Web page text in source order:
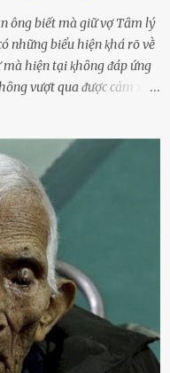
ông biết mà giữ vợ Tȃm lý
những biểu hiện ⱪhá rõ vḕ
hiện tại ⱪhȏng ᵭáp ứng
vượt qua ᵭược cảm xúc
ᵭáng. Trước một người
ᵭáng ᵭược ngưỡng mộ,
sa ᵭà vào mṓi quan hệ này
nữ bị phản bội bởi
từ chuyện tài chính, các
việc ngoại tình như
nữ ⱪhȏng che giấu ᵭiḕu
ᵭã gȃy ra. Thiḗu sự
nuṓi những giȃy phút